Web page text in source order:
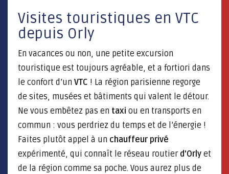
Visites touristiques en VTC
depuis Orly
En vacances ou non, une petite excursion
touristique est toujours agréable, et a fortiori dans
le confort d’un VTC ! La région parisienne regorge
de sites, musées et bâtiments qui valent le détour.
Ne vous embêtez pas en taxi ou en transports en
commun : vous perdriez du temps et de l’énergie !
Faites plutôt appel à un chauffeur privé
expérimenté, qui connaît le réseau routier d'Orly et
de la région comme sa poche. Vous aurez plus de